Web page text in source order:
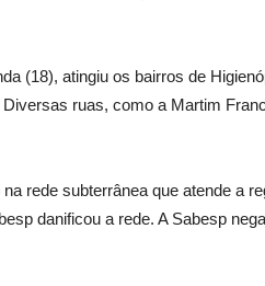
(18), atingiu os bairros de
ruas, como a Martim
rede subterrânea que atende a
danificou a rede. A Sabesp